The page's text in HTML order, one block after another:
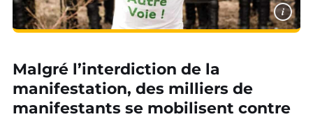
i
Malgré l’interdiction de la
manifestation, des milliers de
manifestants se mobilisent contre